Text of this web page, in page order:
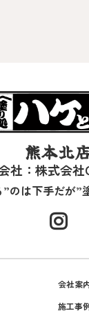
熊本北
社：株式会社
”のは下手だが”
会社案
施工事